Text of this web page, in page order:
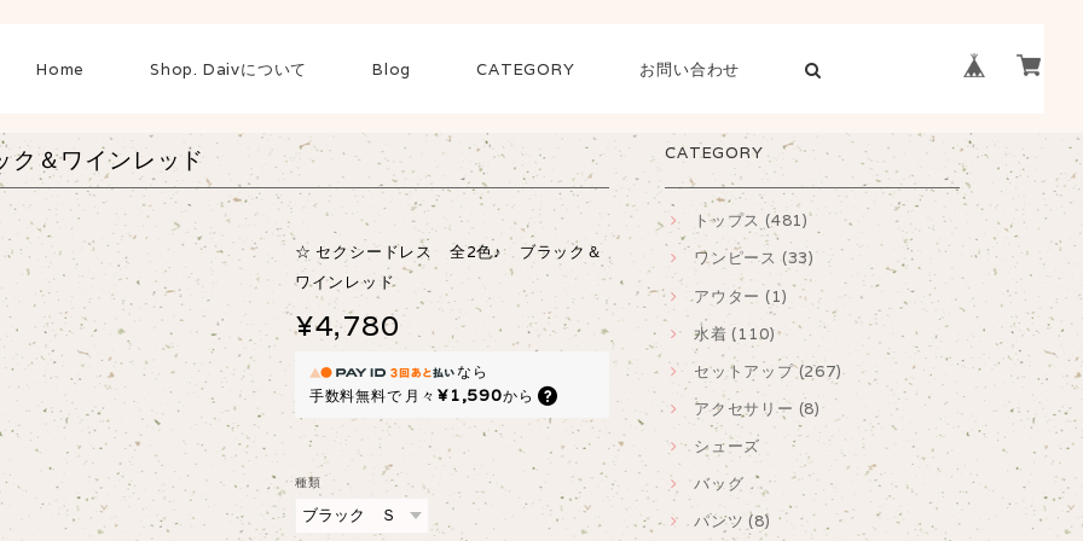
Home Shop. Daivについて Blog CATEGORY お問い合わせ
＆ワインレッド
☆ セクシードレス 全2色♪ ブラック＆
ワインレッド
¥4,780
なら
手数料無料で 月々 ¥1,590から
種類
CATEGORY
トップス (481)
ワンピース (33)
アウター (1)
水着 (110)
セットアップ (267)
アクセサリー (8)
シューズ
バッグ
パンツ (8)